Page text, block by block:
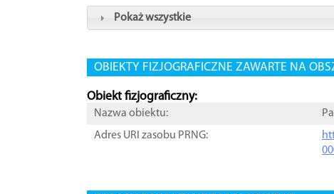
Pokaż wszystkie
OBIEKTY FIZJOGRAFICZNE ZAWARTE NA
Obiekt fizjograficzny:
Nazwa obiektu:
Adres URI zasobu PRNG: